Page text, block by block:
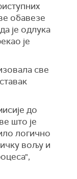
обавезе
је одлука
је
све
до
што је
логично
вољу и